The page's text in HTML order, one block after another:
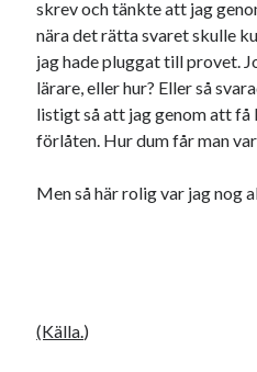
Kategorier
Kategorier
skrev och tänkte att jag
nära det rätta svaret skulle
jag hade pluggat till provet.
lärare, eller hur? Eller så
listigt så att jag genom att få
förlåten. Hur dum får man
Men så här rolig var jag nog
(Källa.)